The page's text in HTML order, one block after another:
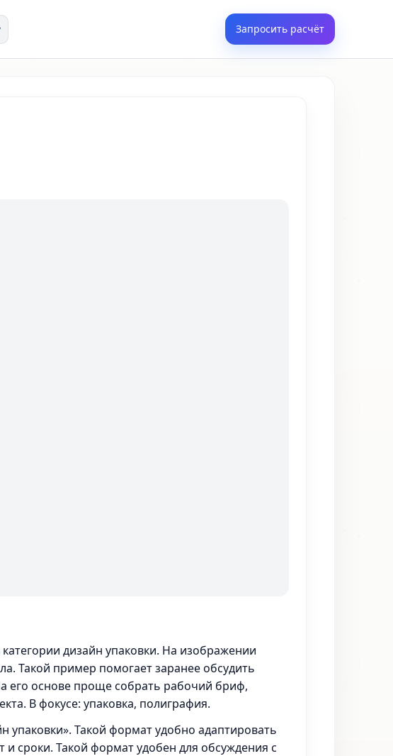
Запросить расчёт
дизайн упаковки. На изображении
Такой пример помогает заранее обсудить
его основе проще собрать рабочий бриф,
В фокусе: упаковка, полиграфия.
упаковки». Такой формат удобно адаптировать
сроки. Такой формат удобен для обсуждения с